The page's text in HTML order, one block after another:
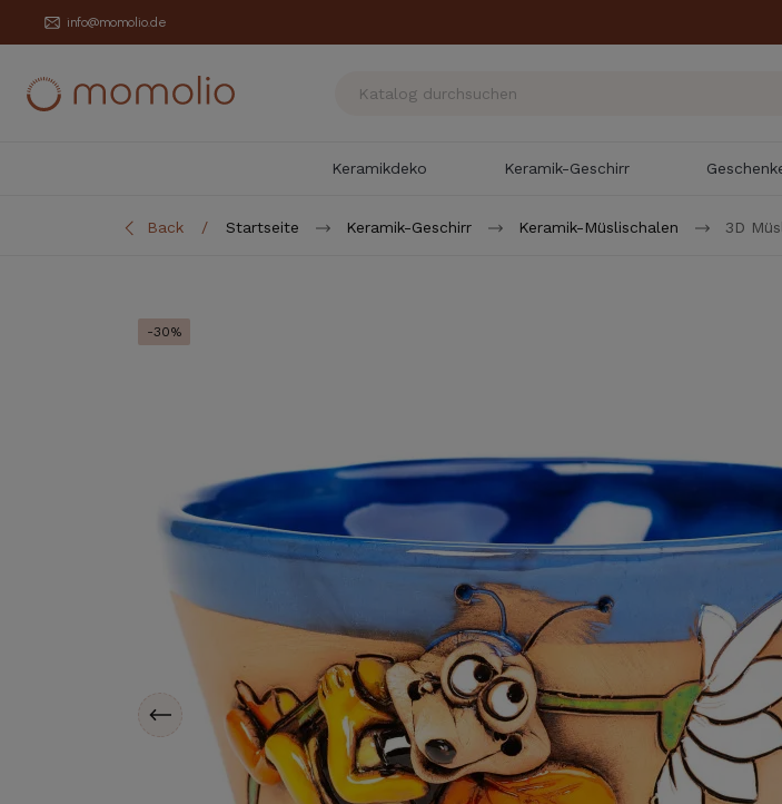
info@momolio.de
Keramikdeko Keramik-Geschirr
Back Startseite Keramik-Geschirr Keramik-Müslischalen 3D
-30%